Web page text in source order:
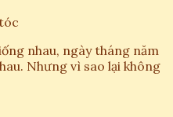
nhau, ngày tháng năm
Nhưng vì sao lại không